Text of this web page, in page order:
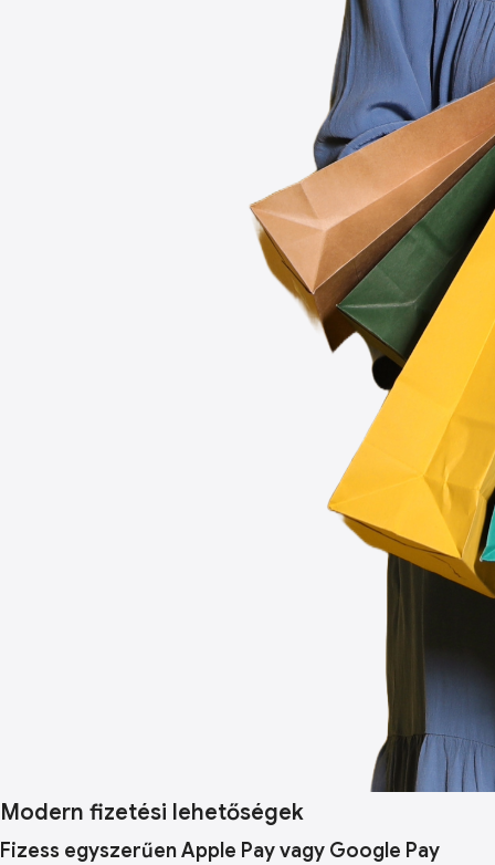
Modern fizetési lehetőségek
Fizess egyszerűen Apple Pay vagy Google Pay